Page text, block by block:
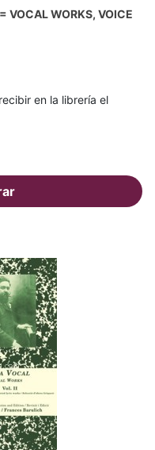
VOCAL WORKS, VOICE
en la librería el